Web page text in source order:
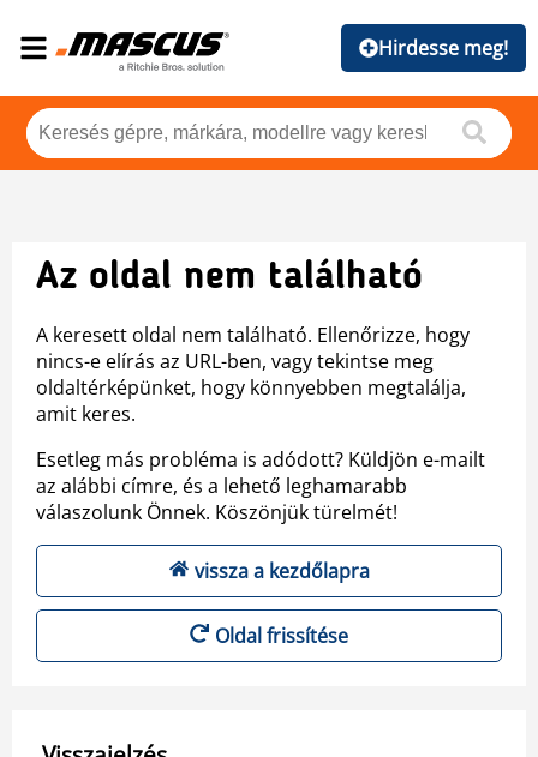
Hirdesse meg!
Az oldal nem található
A keresett oldal nem található. Ellenőrizze, hogy
nincs-e elírás az URL-ben, vagy tekintse meg
oldaltérképünket, hogy könnyebben megtalálja,
amit keres.
Esetleg más probléma is adódott? Küldjön e-mailt
az alábbi címre, és a lehető leghamarabb
válaszolunk Önnek. Köszönjük türelmét!
vissza a kezdőlapra
Oldal frissítése